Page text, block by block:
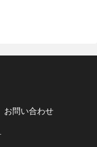
お問い合わせ